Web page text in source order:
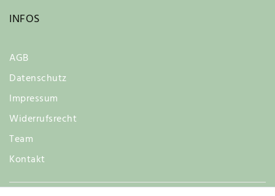
INFOS
AGB
Datenschutz
Impressum
Widerrufsrecht
Team
Kontakt